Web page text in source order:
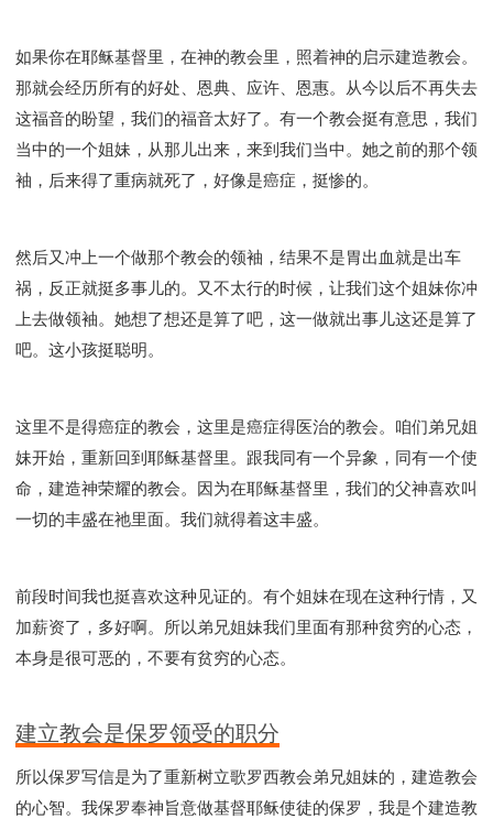
如果你在耶稣基督里，在神的教会里，照着神的启示建造教会。
那就会经历所有的好处、恩典、应许、恩惠。从今以后不再失去
这福音的盼望，我们的福音太好了。有一个教会挺有意思，我们
当中的一个姐妹，从那儿出来，来到我们当中。她之前的那个领
袖，后来得了重病就死了，好像是癌症，挺惨的。
然后又冲上一个做那个教会的领袖，结果不是胃出血就是出车
祸，反正就挺多事儿的。又不太行的时候，让我们这个姐妹你冲
上去做领袖。她想了想还是算了吧，这一做就出事儿这还是算了
吧。这小孩挺聪明。
这里不是得癌症的教会，这里是癌症得医治的教会。咱们弟兄姐
妹开始，重新回到耶稣基督里。跟我同有一个异象，同有一个使
命，建造神荣耀的教会。因为在耶稣基督里，我们的父神喜欢叫
一切的丰盛在祂里面。我们就得着这丰盛。
前段时间我也挺喜欢这种见证的。有个姐妹在现在这种行情，又
加薪资了，多好啊。所以弟兄姐妹我们里面有那种贫穷的心态，
本身是很可恶的，不要有贫穷的心态。
建立教会是保罗领受的职分
所以保罗写信是为了重新树立歌罗西教会弟兄姐妹的，建造教会
的心智。我保罗奉神旨意做基督耶稣使徒的保罗，我是个建造教